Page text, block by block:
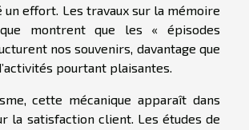
un effort. Les travaux sur la mémoire
montrent que les « épisodes
nos souvenirs, davantage que
pourtant plaisantes.
cette mécanique apparaît dans
la satisfaction client. Les études de